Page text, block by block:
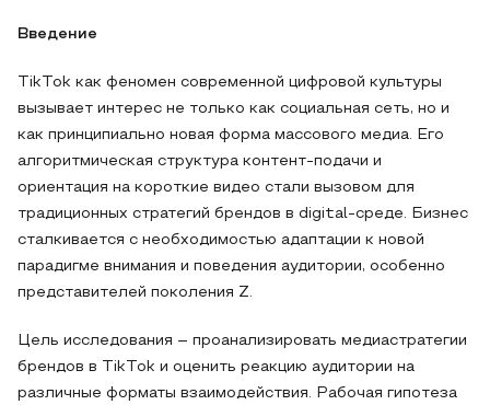
Введение
TikTok как феномен современной цифровой культуры
вызывает интерес не только как социальная сеть, но и
как принципиально новая форма массового медиа. Его
алгоритмическая структура контент-подачи и
ориентация на короткие видео стали вызовом для
традиционных стратегий брендов в digital-среде. Бизнес
сталкивается с необходимостью адаптации к новой
парадигме внимания и поведения аудитории, особенно
представителей поколения Z.
Цель исследования – проанализировать медиастратегии
брендов в TikTok и оценить реакцию аудитории на
различные форматы взаимодействия. Рабочая гипотеза